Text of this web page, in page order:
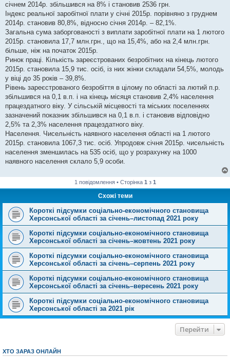
січнем 2014р. збільшився на 8% і становив 2536 грн.
Індекс реальної заробітної плати у січні 2015р. порівняно з груднем
2014р. становив 80,8%, відносно січня 2014р. – 82,1%.
Загальна сума заборгованості з виплати заробітної плати на 1 лютого
2015р. становила 17,7 млн.грн., що на 15,4%, або на 2,4 млн.грн.
більше, ніж на початок 2015р.
Ринок праці. Кількість зареєстрованих безробітних на кінець лютого
2015р. становила 15,9 тис. осіб, із них жінки складали 54,5%, молодь
у віці до 35 років – 39,8%.
Рівень зареєстрованого безробіття в цілому по області за лютий п.р.
збільшився на 0,1 в.п. і на кінець місяця становив 2,4% населення
працездатного віку. У сільській місцевості та міських поселеннях
зазначений показник збільшився на 0,1 в.п. і становив відповідно
2,5% та 2,3% населення працездатного віку.
Населення. Чисельність наявного населення області на 1 лютого
2015р. становила 1067,3 тис. осіб. Упродовж січня 2015р. чисельність
населення зменшилась на 535 осіб, що у розрахунку на 1000
наявного населення склало 5,9 особи.
1 повідомлення • Сторінка 1 з 1
Схожі теми
Короткі підсумки соціально-економічного становища
Херсонської області за січень–листопад 2021 року
Короткі підсумки соціально-економічного становища
Херсонської області за січень–жовтень 2021 року
Короткі підсумки соціально-економічного становища
Херсонської області за січень–серпень 2021 року
Короткі підсумки соціально-економічного становища
Херсонської області за січень–вересень 2021 року
Короткі підсумки соціально-економічного становища
Херсонської області за 2021 рік
Перейти
ХТО ЗАРАЗ ОНЛАЙН